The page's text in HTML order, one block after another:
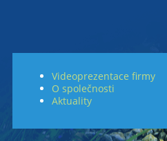
Videoprezentace firmy
O společnosti
Aktuality